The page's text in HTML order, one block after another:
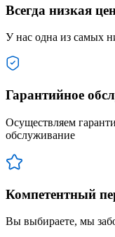
Всегда низкая
У нас одна из самых
Гарантийное
Осуществляем
обслуживание
Компетентный
Вы выбираете, мы